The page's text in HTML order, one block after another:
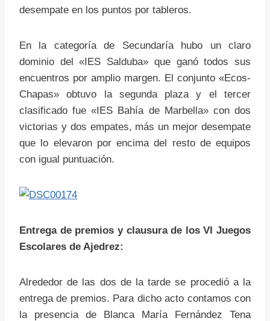
desempate en los puntos por tableros.
En la categoría de Secundaría hubo un claro
dominio del «IES Salduba» que ganó todos sus
encuentros por amplio margen. El conjunto «Ecos-
Chapas» obtuvo la segunda plaza y el tercer
clasificado fue «IES Bahía de Marbella» con dos
victorias y dos empates, más un mejor desempate
que lo elevaron por encima del resto de equipos
con igual puntuación.
Entrega de premios y clausura de los VI Juegos
Escolares de Ajedrez:
Alrededor de las dos de la tarde se procedió a la
entrega de premios. Para dicho acto contamos con
la presencia de Blanca María Fernández Tena